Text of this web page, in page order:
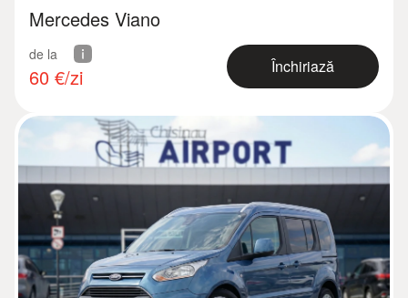
Mercedes Viano
de la
60 €/zi Închiriază